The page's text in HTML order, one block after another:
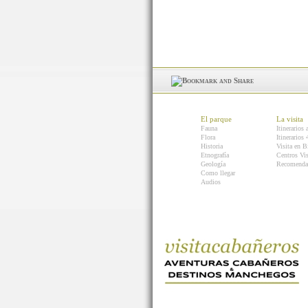
El parque
Fauna
Flora
Historia
Etnografía
Geología
Como llegar
Audios
La visita
Itinerarios
Itinerarios
Visita en
Centros